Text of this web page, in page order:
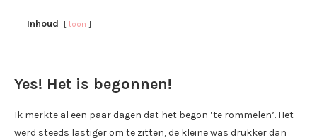
Inhoud toon
Yes! Het is begonnen!
Ik merkte al een paar dagen dat het begon ‘te rommelen’. Het
werd steeds lastiger om te zitten, de kleine was drukker dan